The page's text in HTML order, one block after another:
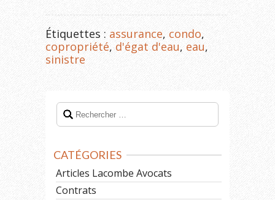
Étiquettes : assurance, condo,
copropriété, d'égat d'eau, eau,
sinistre
CATÉGORIES
Articles Lacombe Avocats
Contrats